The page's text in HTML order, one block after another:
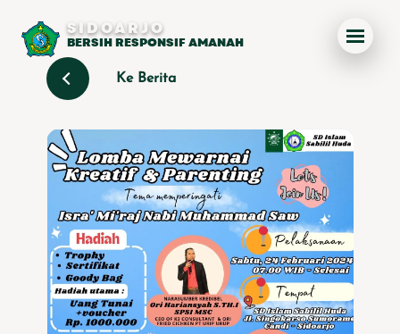
SIDOARJO
BERSIH RESPONSIF AMANAH
Ke Berita